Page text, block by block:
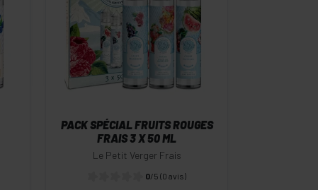
+
Commander
PACK SPÉCIAL FRUITS ROUGES
FRAIS 3 X 50 ML
Le Petit Verger Frais
0/5 (0 avis)